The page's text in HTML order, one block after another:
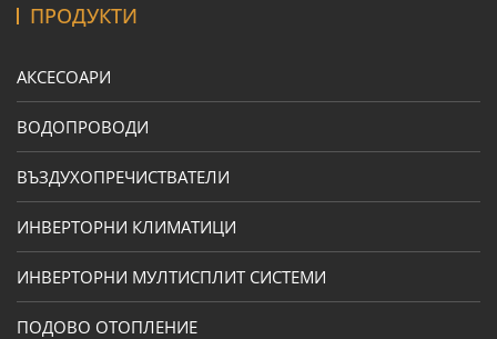
ПРОДУКТИ
АКСЕСОАРИ
ВОДОПРОВОДИ
ВЪЗДУХОПРЕЧИСТВАТЕЛИ
ИНВЕРТОРНИ КЛИМАТИЦИ
ИНВЕРТОРНИ МУЛТИСПЛИТ СИСТЕМИ
ПОДОВО ОТОПЛЕНИЕ